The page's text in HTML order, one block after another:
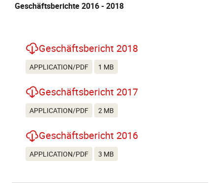
Geschäftsberichte 2016 - 2018
Geschäftsbericht 2018
APPLICATION/PDF 1 MB
Geschäftsbericht 2017
APPLICATION/PDF 2 MB
Geschäftsbericht 2016
APPLICATION/PDF 3 MB